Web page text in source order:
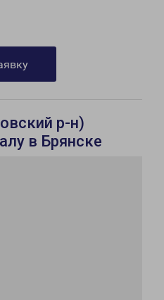
р-н)
в Брянске